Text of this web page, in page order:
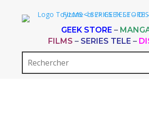
GEEK STORE –
FILMS – SERIES TELE –